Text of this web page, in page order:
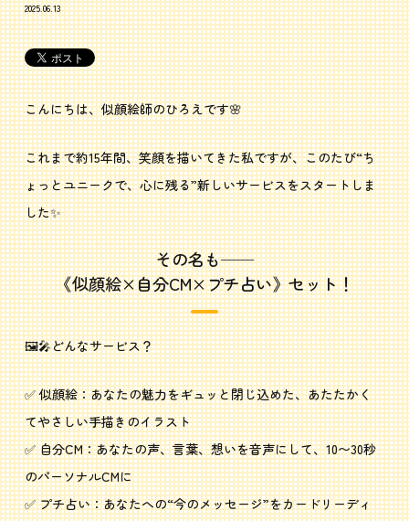
2025.06.13
こんにちは、似顔絵師のひろえです🌸
これまで約15年間、笑顔を描いてきた私ですが、このたび“ち
ょっとユニークで、心に残る”新しいサービスをスタートしま
した✨
その名も──
《似顔絵×自分CM×プチ占い》セット！
🖼️🎤どんなサービス？
✅ 似顔絵：あなたの魅力をギュッと閉じ込めた、あたたかく
てやさしい手描きのイラスト
✅ 自分CM：あなたの声、言葉、想いを音声にして、10〜30秒
のパーソナルCMに
✅ プチ占い：あなたへの“今のメッセージ”をカードリーディ